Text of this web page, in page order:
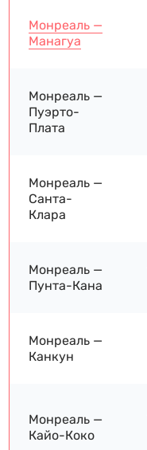
Монреаль —
Манагуа
Монреаль —
Пуэрто-
Плата
Монреаль —
Санта-
Клара
Монреаль —
Пунта-Кана
Монреаль —
Канкун
Монреаль —
Кайо-Коко